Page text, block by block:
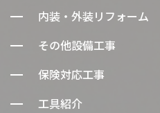
内装・外装リフォーム
その他設備工事
保険対応工事
工具紹介